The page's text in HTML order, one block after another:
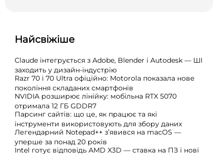
Найсвіжіше
Claude інтегрується з Adobe, Blender і Autodesk — ШІ
заходить у дизайн-індустрію
Razr 70 і 70 Ultra офіційно: Motorola показала нове
покоління складаних смартфонів
NVIDIA розширює лінійку: мобільна RTX 5070
отримала 12 ГБ GDDR7
Парсинг сайтів: що це, як працює та які
інструменти використовують для збору даних
Легендарний Notepad++ з’явився на macOS —
уперше за понад 20 років
Intel готує відповідь AMD X3D — ставка на ПЗ і нові